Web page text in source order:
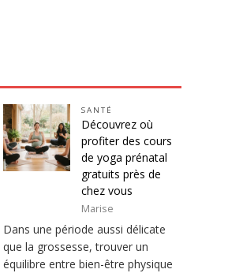
SANTÉ
Découvrez où
profiter des cours
de yoga prénatal
gratuits près de
chez vous
Marise
Dans une période aussi délicate
que la grossesse, trouver un
équilibre entre bien-être physique